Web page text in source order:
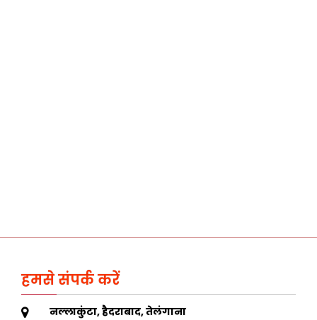
हमसे संपर्क करें
नल्लाकुंटा, हैदराबाद, तेलंगाना